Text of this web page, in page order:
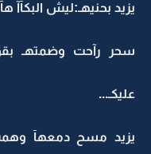
يزيد بحنيهـ:ليش البكآآ
سحر رآحت وضمتهـ
عليكـ...
يزيد مسح دمعهآ وهمس